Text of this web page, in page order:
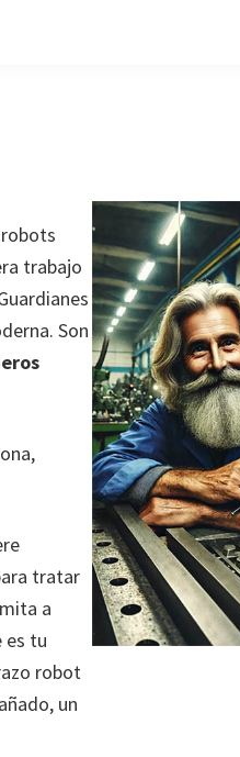
trabajo
Son
tratar
a
es tu
robot
un